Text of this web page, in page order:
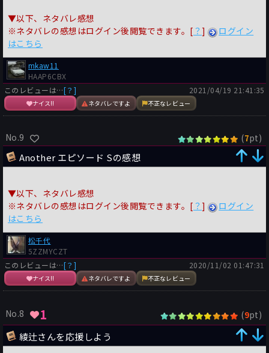
▼以下、ネタバレ感想
※ネタバレの感想はログイン後閲覧できます。[ ？ ]
ログイン
はこちら
mkaw11
HAAP6CBX
このレビューは…[？]
ナイス!! ネタバレですよ 不正なレビュー
2021/04/19 21:41:35
No.9 (7pt)
Another エピソード Sの感想
▼以下、ネタバレ感想
※ネタバレの感想はログイン後閲覧できます。[ ？ ]
ログイン
はこちら
松千代
5ZZMYCZT
このレビューは…[？]
ナイス!! ネタバレですよ 不正なレビュー
2020/11/02 01:47:31
No.8 1 (9pt)
綾辻さんを応援しよう